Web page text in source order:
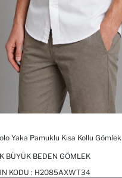
Yaka Pamuklu Kısa Kollu Gömlek
BÜYÜK BEDEN GÖMLEK
KODU : H2085AXWT34